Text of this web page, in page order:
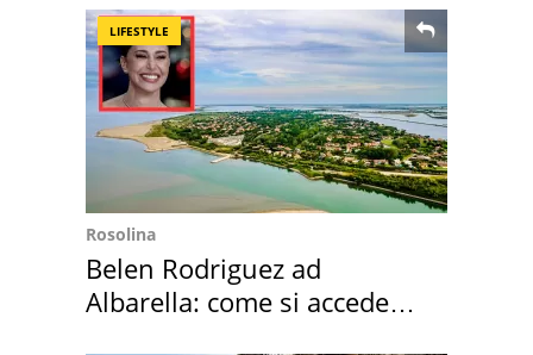
LIFESTYLE
Rosolina
Belen Rodriguez ad
Albarella: come si accede